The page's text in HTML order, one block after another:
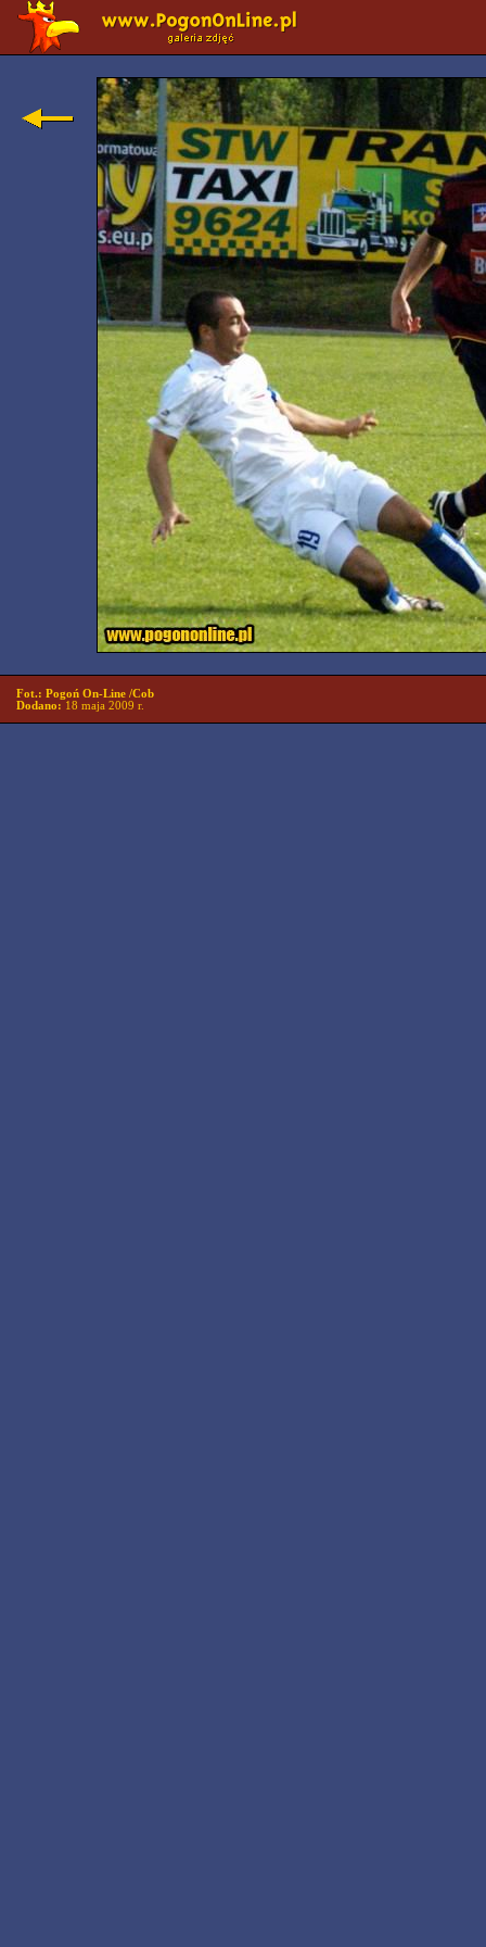
Fot.: Pogoń On-Line /Cob
Dodano: 18 maja 2009 r.